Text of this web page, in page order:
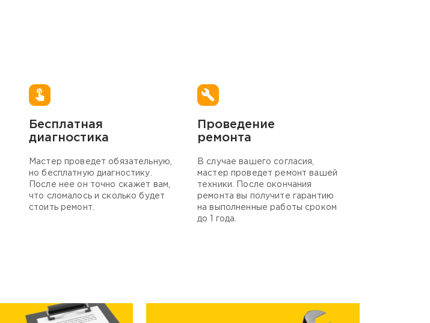
Бесплатная
диагностика
Мастер проведет обязательную,
но бесплатную диагностику.
После нее он точно скажет вам,
что сломалось и сколько будет
стоить ремонт.
Проведение
ремонта
В случае вашего согласия,
мастер проведет ремонт вашей
техники. После окончания
ремонта вы получите гарантию
на выполненные работы сроком
до 1 года.